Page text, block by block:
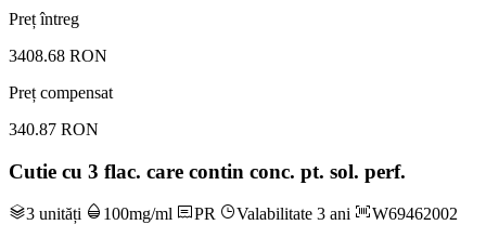
Preț întreg
3408.68 RON
Preț compensat
340.87 RON
Cutie cu 3 flac. care contin conc. pt. sol. perf.
3 unități 100mg/ml PR Valabilitate 3 ani
W69462002